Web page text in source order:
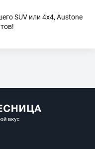
SUV или 4x4, Austone